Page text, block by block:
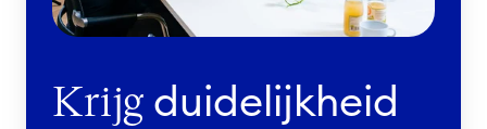
Krijg duidelijkheid